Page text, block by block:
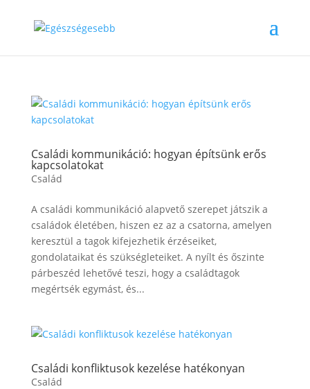
Családi kommunikáció: hogyan építsünk erős
kapcsolatokat
Család
A családi kommunikáció alapvető szerepet játszik a
családok életében, hiszen ez az a csatorna, amelyen
keresztül a tagok kifejezhetik érzéseiket,
gondolataikat és szükségleteiket. A nyílt és őszinte
párbeszéd lehetővé teszi, hogy a családtagok
megértsék egymást, és...
Családi konfliktusok kezelése hatékonyan
Család